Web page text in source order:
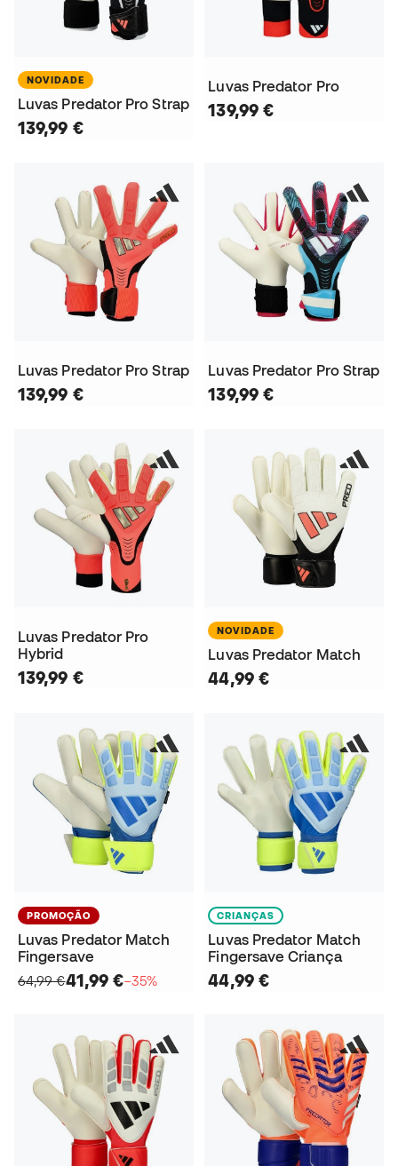
NOVIDADE
Luvas Predator Pro Strap
139,99 €
Luvas Predator Pro
139,99 €
Luvas Predator Pro Strap
139,99 €
Luvas Predator Pro Strap
139,99 €
Luvas Predator Pro
Hybrid
139,99 €
NOVIDADE
Luvas Predator Match
44,99 €
PROMOÇÃO
Luvas Predator Match
Fingersave
64,99 €41,99 €−35%
CRIANÇAS
Luvas Predator Match
Fingersave Criança
44,99 €